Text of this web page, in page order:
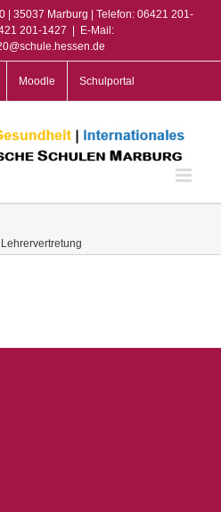
| 35037 Marburg | Telefon: 06421 201-
201-1427
E-Mail:
Moodle Schulportal
Lehrervertretung